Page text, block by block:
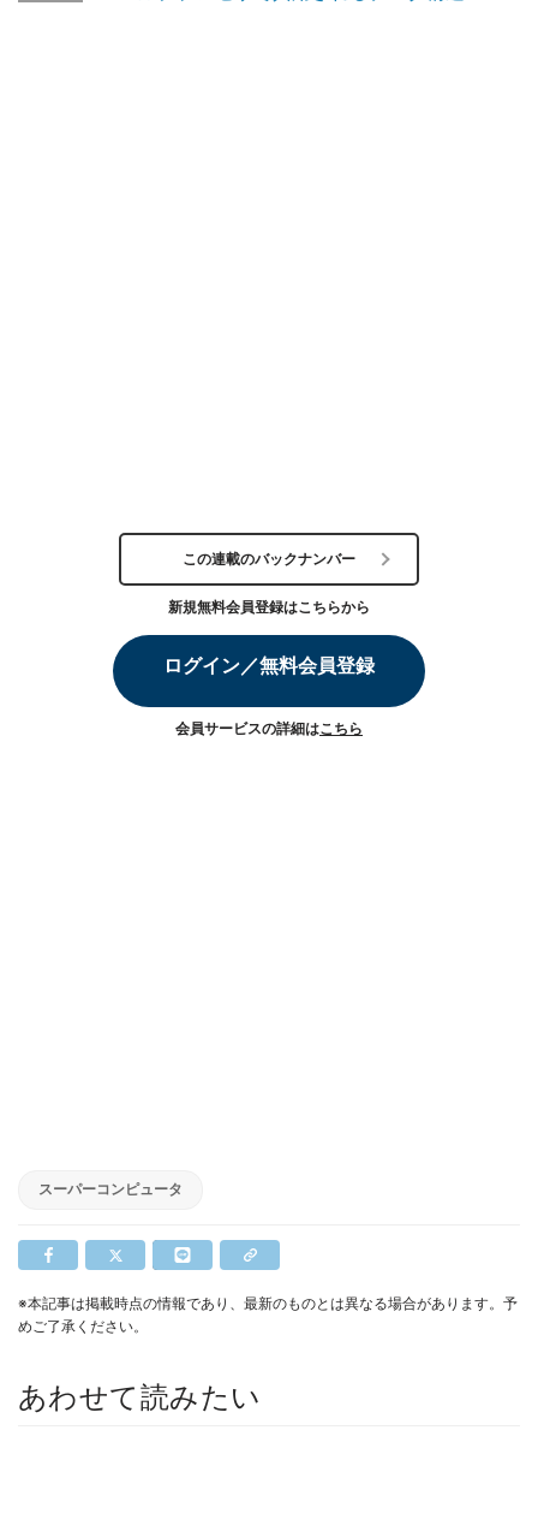
この連載のバックナンバー
新規無料会員登録はこちらから
ログイン／無料会員登録
会員サービスの詳細はこちら
スーパーコンピュータ
※本記事は掲載時点の情報であり、最新のものとは異なる場合があります。予
めご了承ください。
あわせて読みたい